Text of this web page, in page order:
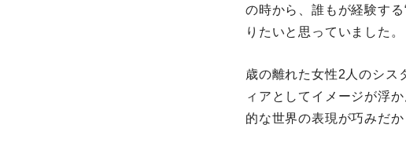
の時から、誰もが経験す
りたいと思っていました。
歳の離れた女性2人のシス
ィアとしてイメージが浮
的な世界の表現が巧みだか